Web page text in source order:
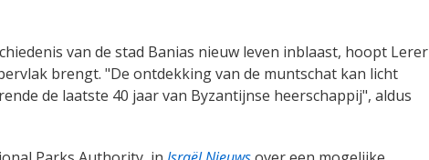
van de stad Banias nieuw leven inblaast, hoopt Lerer
brengt. "De ontdekking van de muntschat kan licht
de laatste 40 jaar van Byzantijnse heerschappij", aldus